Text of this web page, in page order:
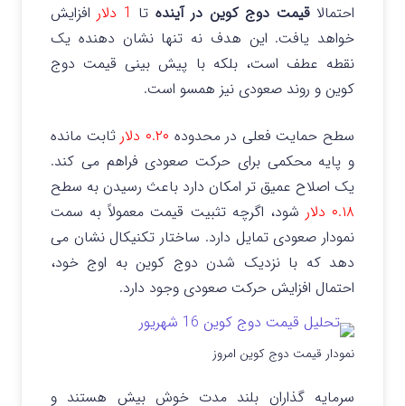
احتمالاقیمت دوج کوین در آینده تا
افزایش
خواهد یافت. این هدف نه تنها نشان دهنده یک
نقطه عطف است، بلکه با پیش بینی قیمت دوج
کوین و روند صعودی نیز همسو است.
سطح حمایت فعلی در محدوده ۰.۲۰ دلار
ثابت مانده
و پایه محکمی برای حرکت صعودی فراهم می کند.
یک اصلاح عمیق تر امکان دارد باعث رسیدن به سطح
۰.۱۸ دلار
شود، اگرچه تثبیت قیمت معمولاً به سمت
نمودار صعودی تمایل دارد. ساختار تکنیکال نشان می
دهد که با نزدیک شدن دوج کوین به اوج خود،
احتمال افزایش حرکت صعودی وجود دارد.
نمودار قیمت دوج کوین امروز
سرمایه گذاران بلند مدت خوش بیش هستند و